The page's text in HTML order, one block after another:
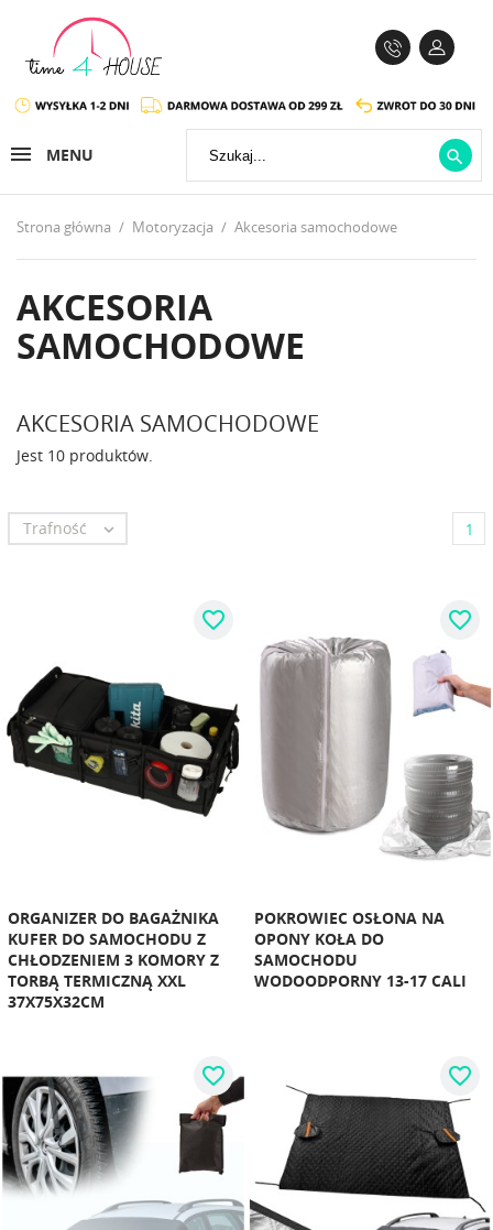
MENU 
Strona główna Motoryzacja Akcesoria samochodowe
AKCESORIA
SAMOCHODOWE
AKCESORIA SAMOCHODOWE
Jest 10 produktów.
Trafność  1
ORGANIZER DO BAGAŻNIKA
KUFER DO SAMOCHODU Z
CHŁODZENIEM 3 KOMORY Z
TORBĄ TERMICZNĄ XXL
37X75X32CM
favorite_border
POKROWIEC OSŁONA NA
OPONY KOŁA DO
SAMOCHODU
WODOODPORNY 13-17 CALI
favorite_border
favorite_border favorite_border